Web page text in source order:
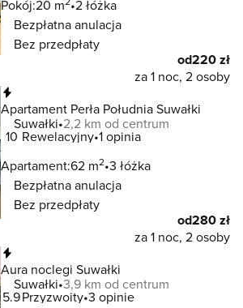
Pokój:20 m
2 łóżka
Bezpłatna anulacja
Bez przedpłaty
od220 zł
za 1 noc, 2 osoby
Apartament Perła Południa Suwałki
Suwałki 2,2 km od centrum
10 Rewelacyjny 1 opinia
Apartament:62 m2 3 łóżka
Bezpłatna anulacja
Bez przedpłaty
od280 zł
za 1 noc, 2 osoby
Aura noclegi Suwałki
Suwałki 3,9 km od centrum
5.9Przyzwoity 3 opinie